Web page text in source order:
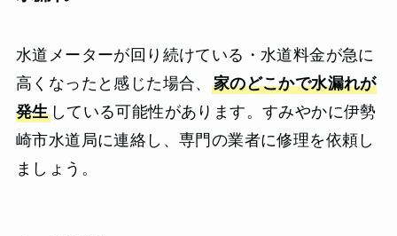
水道メーターが回り続けている・水道料金が急に
高くなったと感じた場合、 家のどこかで水漏れが
発生している可能性があります。すみやかに伊勢
崎市水道局に連絡し、専門の業者に修理を依頼し
ましょう。